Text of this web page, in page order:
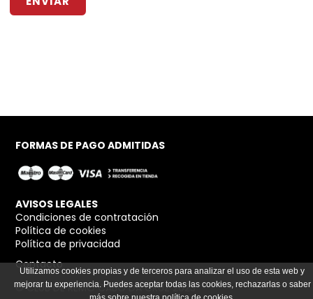
Utilizamos cookies propias y de terceros para analizar el uso de esta web y
mejorar tu experiencia. Puedes aceptar todas las cookies, rechazarlas o saber
AVISOS LEGALES
Condiciones de contratación
Política de cookies
Política de privacidad
Contacto
© CLUB DE REMO CABO DA CRUZ 2023
FORMAS DE PAGO ADMITIDAS